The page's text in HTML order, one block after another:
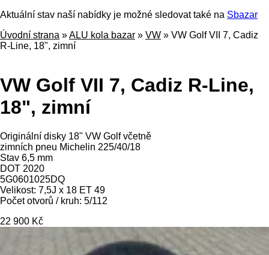
Aktuální stav naší nabídky je možné sledovat také na Sbazar
Úvodní strana »ALU kola bazar » VW » VW Golf VII 7, Cadiz
R-Line, 18", zimní
VW Golf VII 7, Cadiz R-Line,
18", zimní
Originální disky 18" VW Golf včetně
zimních pneu Michelin 225/40/18
Stav 6,5 mm
DOT 2020
5G0601025DQ
Velikost: 7,5J x 18 ET 49
Počet otvorů / kruh: 5/112
22 900 Kč